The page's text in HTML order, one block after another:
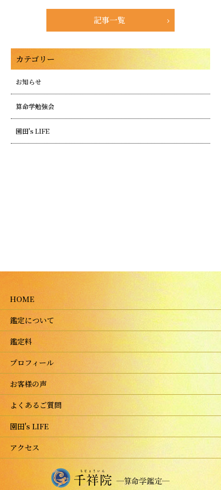
記事一覧
カテゴリー
お知らせ
算命学勉強会
園田's LIFE
HOME
鑑定について
鑑定料
プロフィール
お客様の声
よくあるご質問
園田's LIFE
アクセス